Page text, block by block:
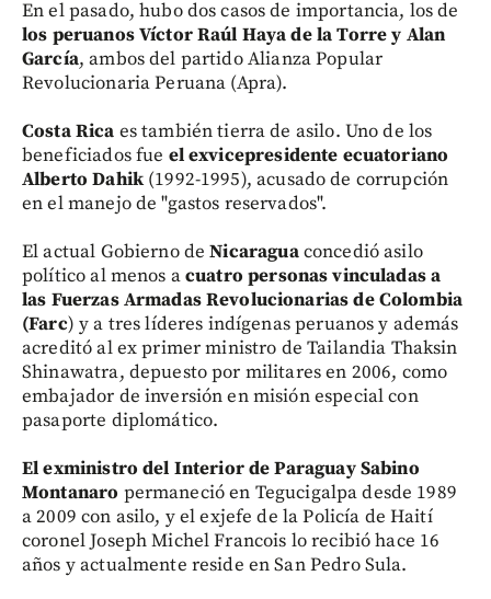
En el pasado, hubo dos casos de importancia, los de
los peruanos Víctor Raúl Haya de la Torre y Alan
García, ambos del partido Alianza Popular
Revolucionaria Peruana (Apra).
Costa Rica es también tierra de asilo. Uno de los
beneficiados fue el exvicepresidente ecuatoriano
Alberto Dahik(1992-1995), acusado de corrupción
en el manejo de "gastos reservados".
El actual Gobierno deNicaraguaconcedió asilo
político al menos acuatro personas vinculadas a
las Fuerzas Armadas Revolucionarias de Colombia
(Farc) y a tres líderes indígenas peruanos y además
acreditó al ex primer ministro de Tailandia Thaksin
Shinawatra, depuesto por militares en 2006, como
embajador de inversión en misión especial con
pasaporte diplomático.
El exministro del Interior de Paraguay Sabino
Montanaro permaneció en Tegucigalpa desde 1989
a 2009 con asilo, y el exjefe de la Policía de Haití
coronel Joseph Michel Francois lo recibió hace 16
años y actualmente reside en San Pedro Sula.